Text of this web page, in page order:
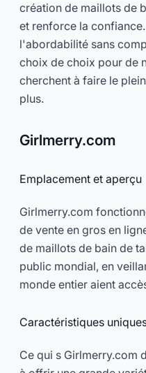
création de maillots de
et renforce la
l'abordabilité sans
choix de choix pour de
cherchent à faire le
plus.
Girlmerry.com
Emplacement et aperçu
Girlmerry.com
de vente en gros en
de maillots de bain de
public mondial, en
monde entier aient
Caractéristiques
Ce qui s Girlmerry.com